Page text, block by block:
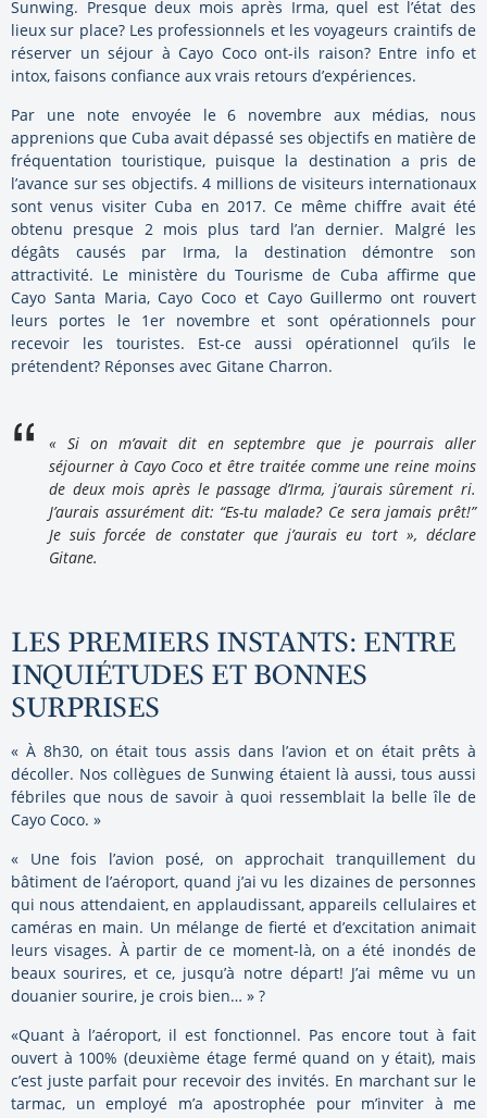
Sunwing. Presque deux mois après Irma, quel est l’état des
lieux sur place? Les professionnels et les voyageurs craintifs de
réserver un séjour à Cayo Coco ont-ils raison? Entre info et
intox, faisons confiance aux vrais retours d’expériences.
Par une note envoyée le 6 novembre aux médias, nous
apprenions que Cuba avait dépassé ses objectifs en matière de
fréquentation touristique, puisque la destination a pris de
l’avance sur ses objectifs. 4 millions de visiteurs internationaux
sont venus visiter Cuba en 2017. Ce même chiffre avait été
obtenu presque 2 mois plus tard l’an dernier. Malgré les
dégâts causés par Irma, la destination démontre son
attractivité. Le ministère du Tourisme de Cuba affirme que
Cayo Santa Maria, Cayo Coco et Cayo Guillermo ont rouvert
leurs portes le 1er novembre et sont opérationnels pour
recevoir les touristes. Est-ce aussi opérationnel qu’ils le
prétendent? Réponses avec Gitane Charron.
« Si on m’avait dit en septembre que je pourrais aller
séjourner à Cayo Coco et être traitée comme une reine moins
de deux mois après le passage d’Irma, j’aurais sûrement ri.
J’aurais assurément dit: “Es-tu malade? Ce sera jamais prêt!”
Je suis forcée de constater que j’aurais eu tort », déclare
Gitane.
LES PREMIERS INSTANTS: ENTRE
INQUIÉTUDES ET BONNES
SURPRISES
« À 8h30, on était tous assis dans l’avion et on était prêts à
décoller. Nos collègues de Sunwing étaient là aussi, tous aussi
fébriles que nous de savoir à quoi ressemblait la belle île de
Cayo Coco. »
« Une fois l’avion posé, on approchait tranquillement du
bâtiment de l’aéroport, quand j’ai vu les dizaines de personnes
qui nous attendaient, en applaudissant, appareils cellulaires et
caméras en main. Un mélange de fierté et d’excitation animait
leurs visages. À partir de ce moment-là, on a été inondés de
beaux sourires, et ce, jusqu’à notre départ! J’ai même vu un
douanier sourire, je crois bien… » ?
«Quant à l’aéroport, il est fonctionnel. Pas encore tout à fait
ouvert à 100% (deuxième étage fermé quand on y était), mais
c’est juste parfait pour recevoir des invités. En marchant sur le
tarmac, un employé m’a apostrophée pour m’inviter à me